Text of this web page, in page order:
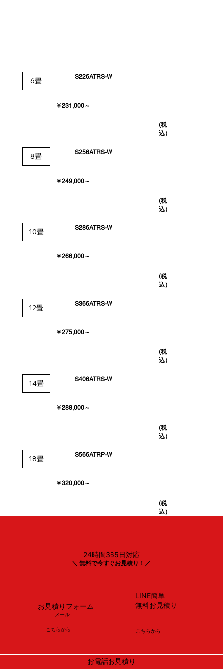
6畳 S226ATRS-W
￥231,000～
(税
込）
8畳 S256ATRS-W
￥249,000～
(税
込）
10畳 S286ATRS-W
￥266,000～
(税
込）
12畳 S366ATRS-W
￥275,000～
(税
込）
14畳 S406ATRS-W
￥288,000～
(税
込）
18畳 S566ATRP-W
￥320,000～
(税
込）
LINE簡単
無料お見積り
​こちらから
お電話お見積り
お見積りフォーム
​こちらから
メール
＼ 無料で今すぐお見積り！／
24時間365日対応